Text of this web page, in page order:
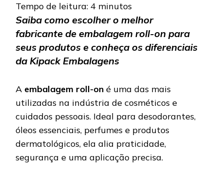
Tempo de leitura: 4 minutos
Saiba como escolher o melhor
fabricante de embalagem roll-on para
seus produtos e conheça os diferenciais
da Kipack Embalagens
A embalagem roll-on é uma das mais
utilizadas na indústria de cosméticos e
cuidados pessoais. Ideal para desodorantes,
óleos essenciais, perfumes e produtos
dermatológicos, ela alia praticidade,
segurança e uma aplicação precisa.